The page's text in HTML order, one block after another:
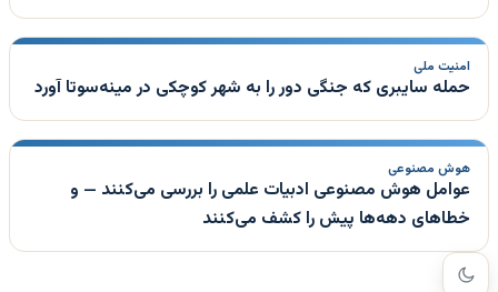
امنیت ملی
حمله سایبری که جنگی دور را به شهر کوچکی در مینه‌سوتا آورد
هوش مصنوعی
عوامل هوش مصنوعی ادبیات علمی را بررسی می‌کنند — و
خطاهای دهه‌ها پیش را کشف می‌کنند